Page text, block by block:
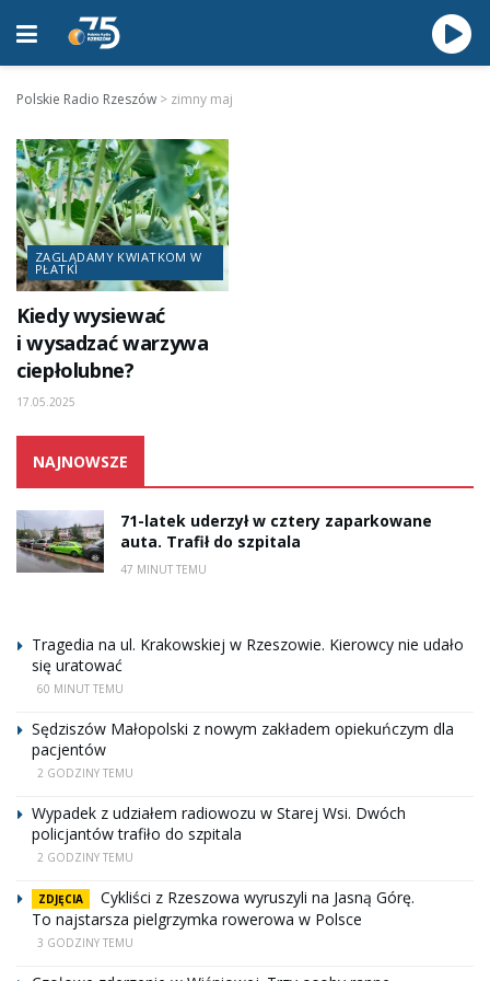
Polskie Radio Rzeszów > zimny maj
ZAGLĄDAMY KWIATKOM W
PŁATKI
Kiedy wysiewać
i wysadzać warzywa
ciepłolubne?
17.05.2025
NAJNOWSZE
71-latek uderzył w cztery zaparkowane
auta. Trafił do szpitala
47 MINUT TEMU
Tragedia na ul. Krakowskiej w Rzeszowie. Kierowcy nie udało
się uratować
60 MINUT TEMU
Sędziszów Małopolski z nowym zakładem opiekuńczym dla
pacjentów
2 GODZINY TEMU
Wypadek z udziałem radiowozu w Starej Wsi. Dwóch
policjantów trafiło do szpitala
2 GODZINY TEMU
ZDJĘCIA
Cykliści z Rzeszowa wyruszyli na Jasną Górę.
To najstarsza pielgrzymka rowerowa w Polsce
3 GODZINY TEMU